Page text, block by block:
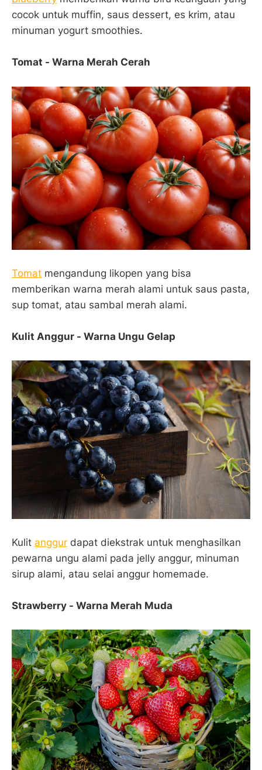
cocok untuk muffin, saus dessert, es krim, atau
minuman yogurt smoothies.
Tomat - Warna Merah Cerah
Tomat mengandung likopen yang bisa
memberikan warna merah alami untuk saus pasta,
sup tomat, atau sambal merah alami.
Kulit Anggur - Warna Ungu Gelap
Kulit anggur dapat diekstrak untuk menghasilkan
pewarna ungu alami pada jelly anggur, minuman
sirup alami, atau selai anggur homemade.
Strawberry - Warna Merah Muda